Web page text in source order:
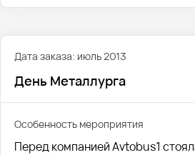
Дата заказа: июль 2013
День Металлурга
Особенность мероприятия
Перед компанией Avtobus1